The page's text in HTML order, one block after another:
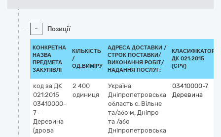
- Позиції
КОНКРЕТНА
НАЗВА
ПРЕДМЕТА
ЗАКУПІВЛІ
КІЛЬКІСТЬ
/
ОД.ВИМІРУ
АДРЕСА ДОСТАВКИ /
СТРОК ПОСТАВКИ/
ВИКОНАННЯ РОБІТ/
НАДАННЯ ПОСЛУГ:
КЛАСИФІКАТОР
ДК 021:2015
(CPV)
код за ДК
021:2015
03410000-
7 -
Деревина
(дрова
2 400
одиниця
Україна
Дніпропетровська
область с. Вільне
та/або м. Дніпро
та /або
Дніпропетровська
03410000-7
Деревина